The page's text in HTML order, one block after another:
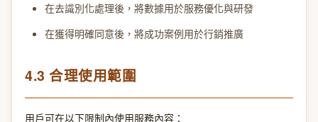
在去識別化處理後，將數據用於服務優化與研發
在獲得明確同意後，將成功案例用於行銷推廣
4.3 合理使用範圍
用戶可在以下限制內使用服務內容：